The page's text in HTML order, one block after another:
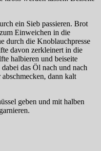
ein Sieb passieren. Brot
Einweichen in die
durch die Knoblauchpresse
davon zerkleinert in die
halbieren und beiseite
das Öl nach und nach
dann kalt
geben und mit halben